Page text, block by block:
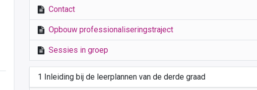
Contact
Opbouw professionaliseringstraject
Sessies in groep
1 Inleiding bij de leerplannen van de derde graad